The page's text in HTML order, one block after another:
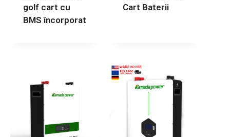
golf cart cu
BMS încorporat
Cart Baterii